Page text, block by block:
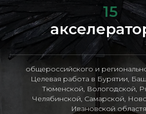
15
общероссийского и
Целевая работа в Бурятии,
Тюменской, Вологодской,
Челябинской, Самарской,
Ивановской